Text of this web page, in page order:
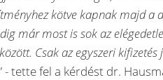
kötve kapnak majd a
már most is sok az
Csak az egyszeri kifizetés
- tette fel a kérdést dr.